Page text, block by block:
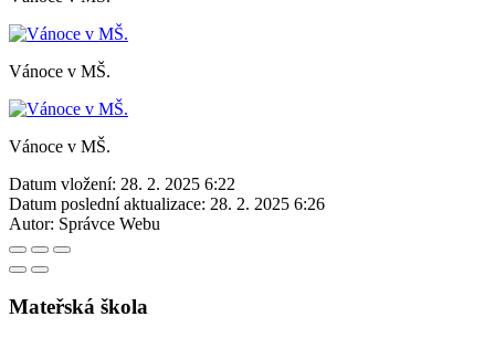
Vánoce v MŠ.
Vánoce v MŠ.
Datum vložení: 28. 2. 2025 6:22
Datum poslední aktualizace: 28. 2. 2025 6:26
Autor: Správce Webu
Mateřská škola